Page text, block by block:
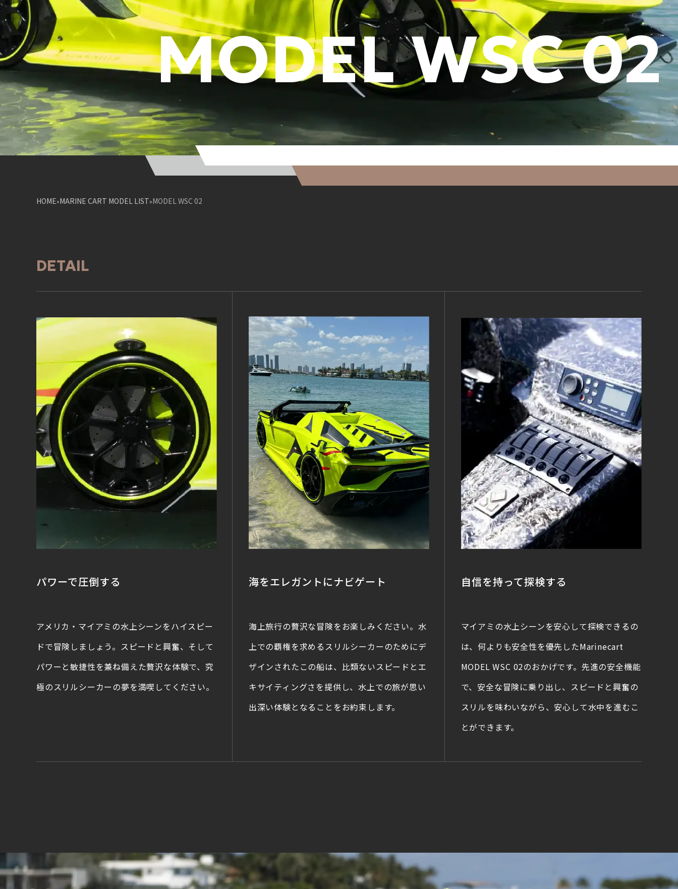
NEWS
CONTACT
CONTACT
PURCHASE
PURCHASE
MODEL WSC 02
HOME»MARINE CART MODEL LIST»MODEL WSC 02
DETAIL
パワーで圧倒する
アメリカ・マイアミの水上シーンをハイスピー
ドで冒険しましょう。スピードと興奮、そして
パワーと敏捷性を兼ね備えた贅沢な体験で、究
極のスリルシーカーの夢を満喫してください。
海をエレガントにナビゲート
海上旅行の贅沢な冒険をお楽しみください。水
上での覇権を求めるスリルシーカーのためにデ
ザインされたこの船は、比類ないスピードとエ
キサイティングさを提供し、水上での旅が思い
出深い体験となることをお約束します。
自信を持って探検する
マイアミの水上シーンを安心して探検できるの
は、何よりも安全性を優先したMarinecart
MODEL WSC 02のおかげです。先進の安全機能
で、安全な冒険に乗り出し、スピードと興奮の
スリルを味わいながら、安心して水中を進むこ
とができます。